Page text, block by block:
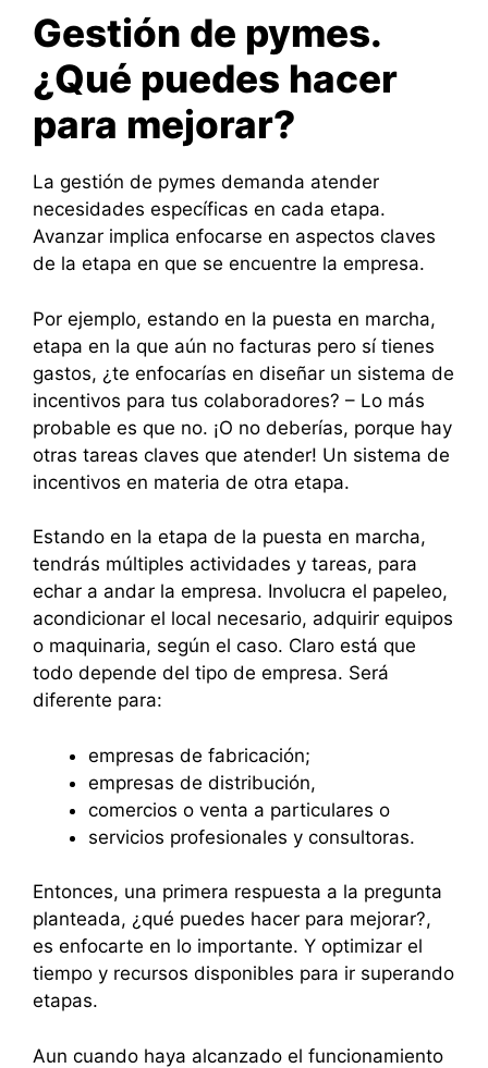
Gestión de pymes.
¿Qué puedes hacer
para mejorar?
La gestión de pymes demanda atender
necesidades específicas en cada etapa.
Avanzar implica enfocarse en aspectos claves
de la etapa en que se encuentre la empresa.
Por ejemplo, estando en la puesta en marcha,
etapa en la que aún no facturas pero sí tienes
gastos, ¿te enfocarías en diseñar un sistema de
incentivos para tus colaboradores? – Lo más
probable es que no. ¡O no deberías, porque hay
otras tareas claves que atender! Un sistema de
incentivos en materia de otra etapa.
Estando en la etapa de la puesta en marcha,
tendrás múltiples actividades y tareas, para
echar a andar la empresa. Involucra el papeleo,
acondicionar el local necesario, adquirir equipos
o maquinaria, según el caso. Claro está que
todo depende del tipo de empresa. Será
diferente para:
empresas de fabricación;
empresas de distribución,
comercios o venta a particulares o
servicios profesionales y consultoras.
Entonces, una primera respuesta a la pregunta
planteada, ¿qué puedes hacer para mejorar?,
es enfocarte en lo importante. Y optimizar el
tiempo y recursos disponibles para ir superando
etapas.
Aun cuando haya alcanzado el funcionamiento